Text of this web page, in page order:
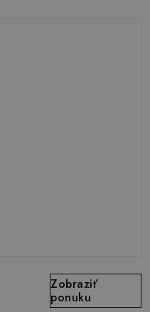
Zobraziť
ponuku